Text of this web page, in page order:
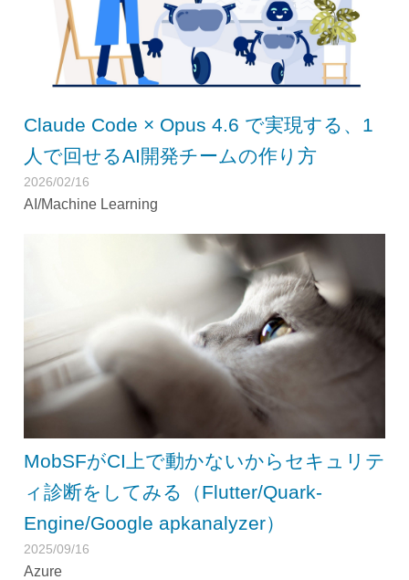
Claude Code × Opus 4.6 で実現する、1
人で回せるAI開発チームの作り方
2026/02/16
AI/Machine Learning
MobSFがCI上で動かないからセキュリテ
ィ診断をしてみる（Flutter/Quark-
Engine/Google apkanalyzer）
2025/09/16
Azure